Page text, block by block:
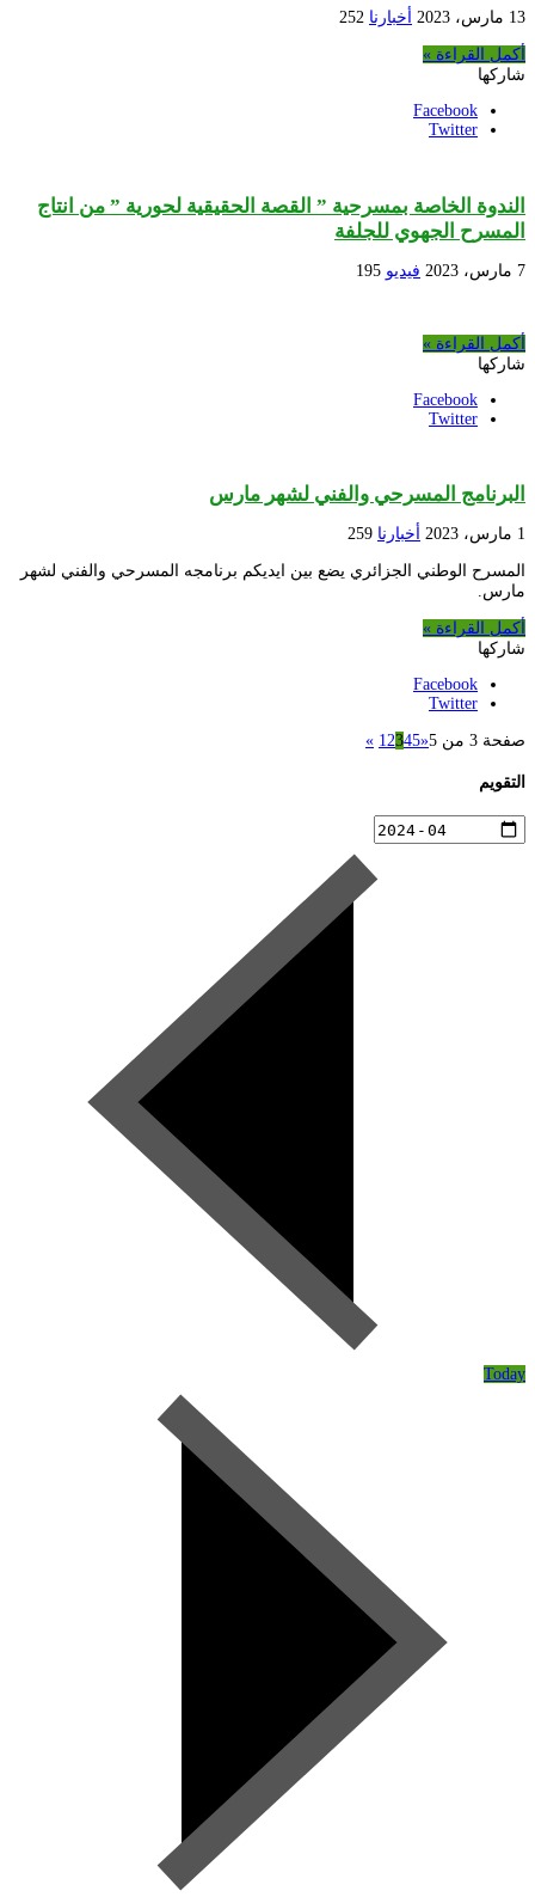
13 مارس، 2023 أخبارنا 252
أكمل القراءة »
شاركها
Facebook
Twitter
الندوة الخاصة بمسرحية ” القصة الحقيقية لحورية ” من انتاج
المسرح الجهوي للجلفة
7 مارس، 2023 فيديو 195
أكمل القراءة »
شاركها
Facebook
Twitter
البرنامج المسرحي والفني لشهر مارس
1 مارس، 2023 أخبارنا 259
المسرح الوطني الجزائري يضع بين ايديكم برنامجه المسرحي والفني لشهر
مارس.
أكمل القراءة »
شاركها
Facebook
Twitter
صفحة 3 من 5 «
1 2345
»
التقويم
Today